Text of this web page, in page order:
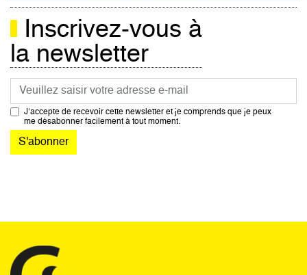
Inscrivez-vous à
la newsletter
Courriel
J’accepte de recevoir cette newsletter et je comprends que je peux
me désabonner facilement à tout moment.